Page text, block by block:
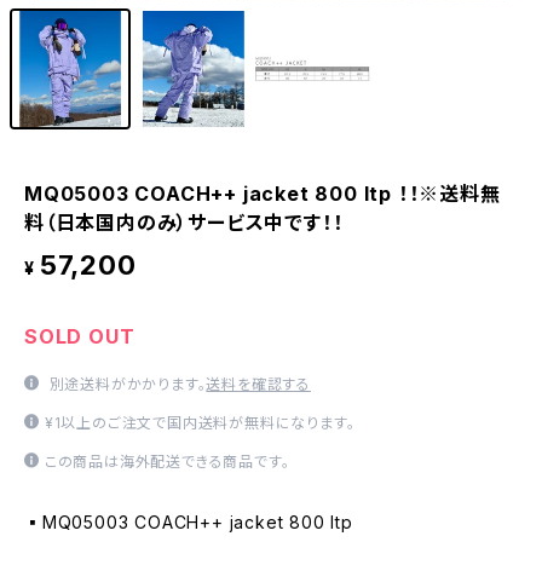
MQ05003 COACH++ jacket 800 ltp ！！※送料無
料（日本国内のみ）サービス中です！！
¥ 57,200
SOLD OUT
別途送料がかかります。送料を確認する
¥1以上のご注文で国内送料が無料になります。
この商品は海外配送できる商品です。
▪️MQ05003 COACH++ jacket 800 ltp